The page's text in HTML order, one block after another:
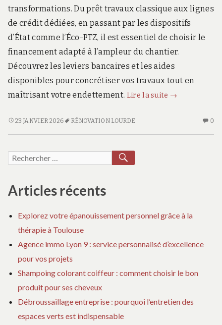
transformations. Du prêt travaux classique aux lignes
de crédit dédiées, en passant par les dispositifs
d’État comme l’Éco-PTZ, il est essentiel de choisir le
financement adapté à l’ampleur du chantier.
Découvrez les leviers bancaires et les aides
disponibles pour concrétiser vos travaux tout en
maîtrisant votre endettement. Lire la suite
Financer
rénovation
→
FINANCER
LOURDE
:
TRAVAUX
ET
DÉDIÉES
23 JANVIER 2026 RÉNOVATION LOURDE 0
Recherche
Articles récents
Explorez votre épanouissement personnel grâce à la
thérapie à Toulouse
Agence immo Lyon 9 : service personnalisé d’excellence
pour vos projets
Shampoing colorant coiffeur : comment choisir le bon
produit pour ses cheveux
Débroussaillage entreprise : pourquoi l’entretien des
espaces verts est indispensable